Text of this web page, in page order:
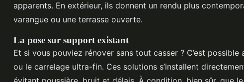
apparents. En extérieur, ils donnent un rendu plus
varangue ou une terrasse ouverte.
La pose sur support existant
Et si vous pouviez rénover sans tout casser ? C’est possible
ou le carrelage ultra-fin. Ces solutions s’installent